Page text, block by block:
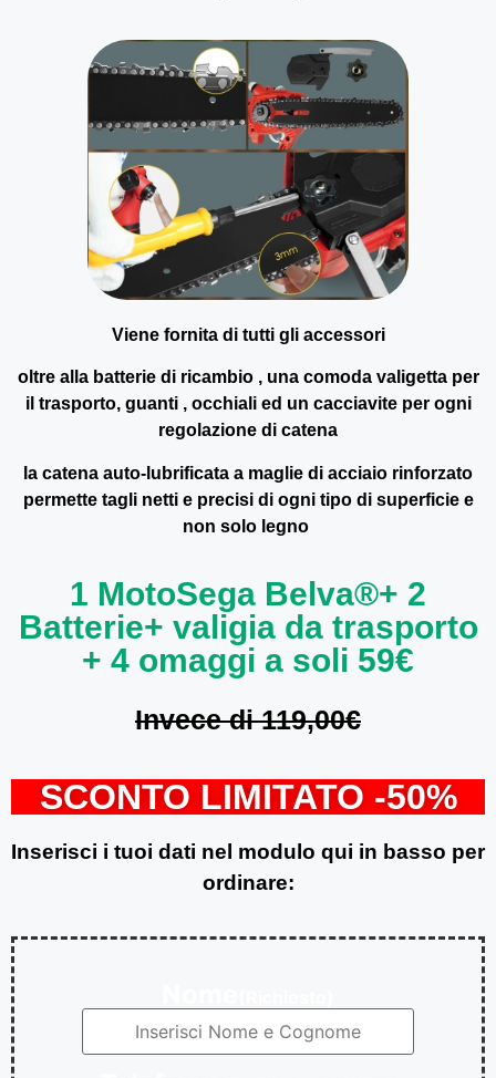
Viene fornita di tutti gli accessori
oltre alla batterie di ricambio , una comoda valigetta per
il trasporto, guanti , occhiali ed un cacciavite per ogni
regolazione di catena
la catena auto-lubrificata a maglie di acciaio rinforzato
permette tagli netti e precisi di ogni tipo di superficie e
non solo legno
1 MotoSega Belva®+ 2
Batterie+ valigia da trasporto
+ 4 omaggi a soli 59€
Invece di 119,00€
SCONTO LIMITATO -50%
Inserisci i tuoi dati nel modulo qui in basso per
ordinare: